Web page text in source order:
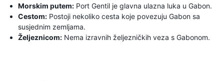
Morskim putem: Port Gentil je glavna ulazna luka u Gabon.
Cestom: Postoji nekoliko cesta koje povezuju Gabon sa
susjednim zemljama.
Željeznicom: Nema izravnih željezničkih veza s Gabonom.